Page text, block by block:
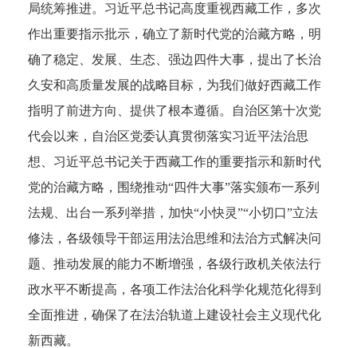
局统筹推进。习近平总书记高度重视西藏工作，多次
作出重要指示批示，确立了新时代党的治藏方略，明
确了稳定、发展、生态、强边四件大事，提出了长治
久安和高质量发展的战略目标，为我们做好西藏工作
指明了前进方向、提供了根本遵循。自治区第十次党
代会以来，自治区党委认真贯彻落实习近平法治思
想、习近平总书记关于西藏工作的重要指示和新时代
党的治藏方略，围绕推动“四件大事”落实颁布一系列
法规、出台一系列举措，加快“小快灵”“小切口”立法
修法，各级领导干部运用法治思维和法治方式解决问
题、推动发展的能力不断增强，各级行政机关依法行
政水平不断提高，各项工作法治化科学化规范化得到
全面推进，确保了在法治轨道上建设社会主义现代化
新西藏。